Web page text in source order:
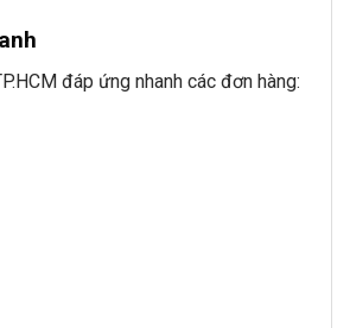
đáp ứng nhanh các đơn hàng: